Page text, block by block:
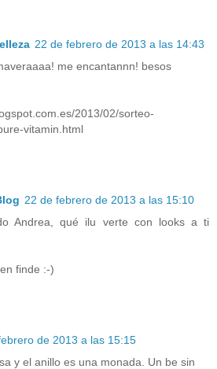
22 de febrero de 2013 a las 14:43
me encantannn! besos
2013/02/sorteo-
vitamin.html
22 de febrero de 2013 a las 15:10
Andrea, qué ilu verte con looks a ti
finde :-)
de 2013 a las 15:15
y el anillo es una monada. Un be sin